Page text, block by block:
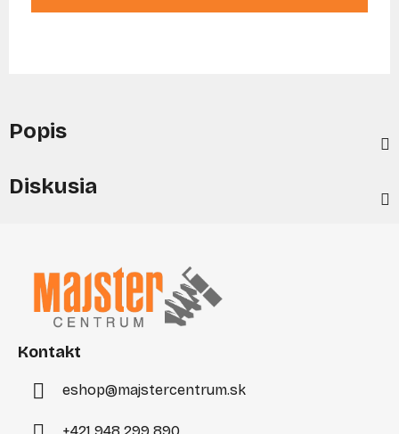
Popis
Diskusia
Kontakt
eshop@majstercentrum.sk